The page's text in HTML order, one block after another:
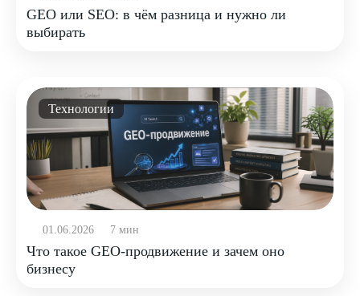
GEO или SEO: в чём разница и нужно ли
выбирать
Технологии
01.06.2026 7 мин
Что такое GEO-продвижение и зачем оно
бизнесу